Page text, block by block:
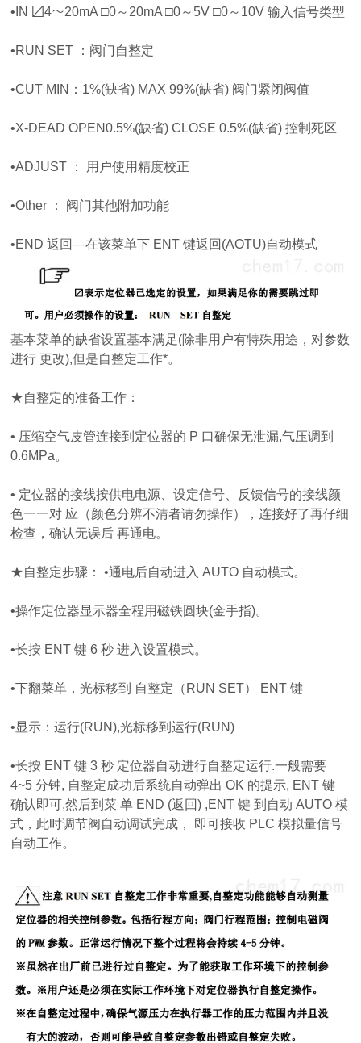
•IN 〼4～20mA □0～20mA □0～5V □0～10V 输入信号类型
•RUN SET ：阀门自整定
•CUT MIN：1%(缺省) MAX 99%(缺省) 阀门紧闭阀值
•X-DEAD OPEN0.5%(缺省) CLOSE 0.5%(缺省) 控制死区
•ADJUST ： 用户使用精度校正
•Other ： 阀门其他附加功能
•END 返回—在该菜单下 ENT 键返回(AOTU)自动模式
基本菜单的缺省设置基本满足(除非用户有特殊用途，对参数
进行 更改),但是自整定工作*。
★自整定的准备工作：
• 压缩空气皮管连接到定位器的 P 口确保无泄漏,气压调到
0.6MPa。
• 定位器的接线按供电电源、设定信号、反馈信号的接线颜
色一一对 应（颜色分辨不清者请勿操作），连接好了再仔细
检查，确认无误后 再通电。
★自整定步骤： •通电后自动进入 AUTO 自动模式。
•操作定位器显示器全程用磁铁圆块(金手指)。
•长按 ENT 键 6 秒 进入设置模式。
•下翻菜单，光标移到 自整定（RUN SET） ENT 键
•显示：运行(RUN),光标移到运行(RUN)
•长按 ENT 键 3 秒 定位器自动进行自整定运行.一般需要
4~5 分钟, 自整定成功后系统自动弹出 OK 的提示, ENT 键
确认即可,然后到菜 单 END (返回) ,ENT 键 到自动 AUTO 模
式，此时调节阀自动调试完成， 即可接收 PLC 模拟量信号
自动工作。